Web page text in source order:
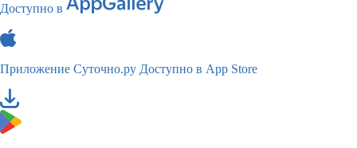
Доступно в
Приложение Суточно.ру Доступно в App Store